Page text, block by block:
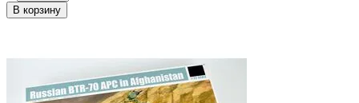
В корзину